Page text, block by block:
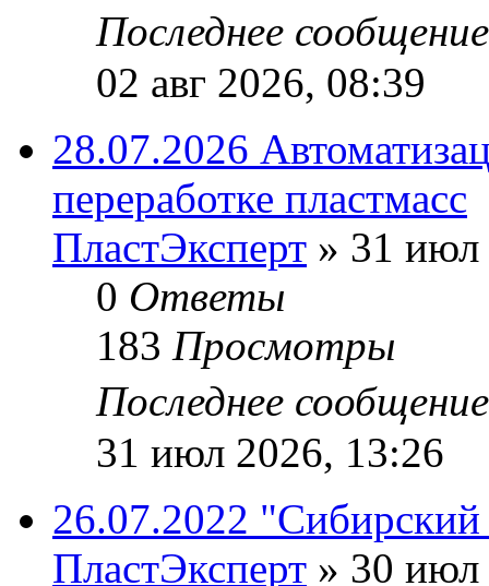
Последнее
02 авг 2026, 08:39
28.07.2026
переработке пластмасс
ПластЭксперт » 31 июл
0 Ответы
183 Просмотры
Последнее
31 июл 2026, 13:26
26.07.2022 "Сибирский
ПластЭксперт » 30 июл